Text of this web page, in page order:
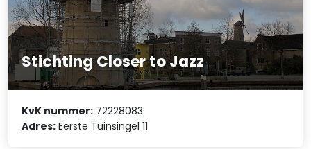
Stichting Closer to Jazz
KvK nummer: 72228083
Adres: Eerste Tuinsingel 11